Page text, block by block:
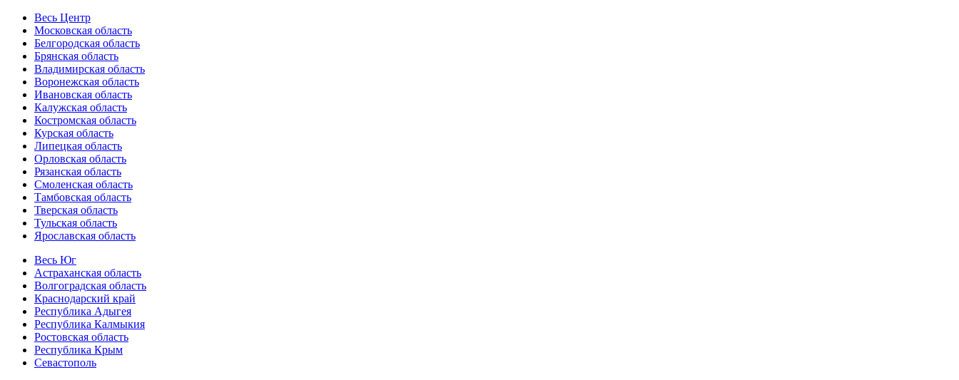
Весь Центр
Московская область
Белгородская область
Брянская область
Владимирская область
Воронежская область
Ивановская область
Калужская область
Костромская область
Курская область
Липецкая область
Орловская область
Рязанская область
Смоленская область
Тамбовская область
Тверская область
Тульская область
Ярославская область
Весь Юг
Астраханская область
Волгоградская область
Краснодарский край
Республика Адыгея
Республика Калмыкия
Ростовская область
Республика Крым
Севастополь